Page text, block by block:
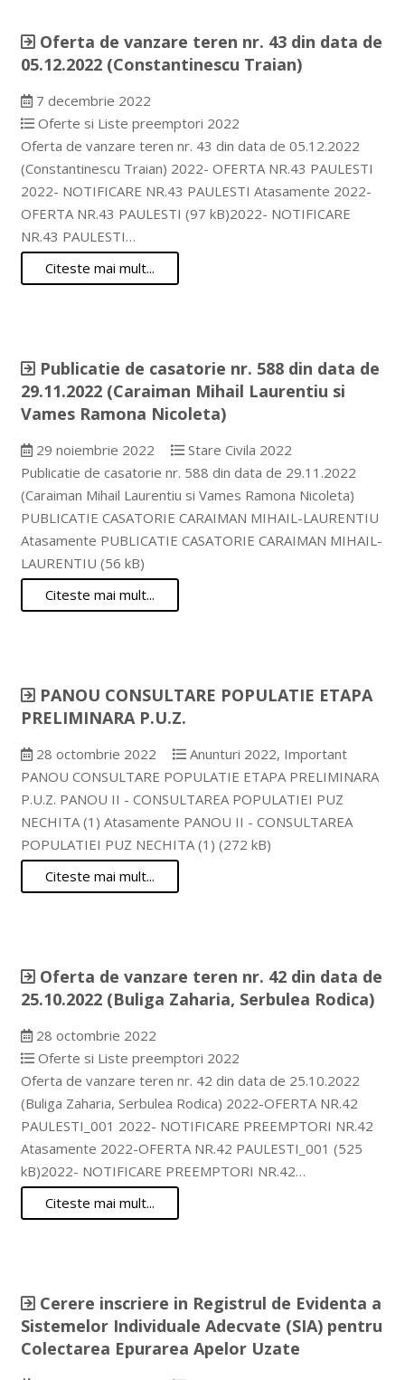
Oferta de vanzare teren nr. 43 din data de
05.12.2022 (Constantinescu Traian)
7 decembrie 2022
Oferte si Liste preemptori 2022
Oferta de vanzare teren nr. 43 din data de 05.12.2022
(Constantinescu Traian) 2022- OFERTA NR.43 PAULESTI
2022- NOTIFICARE NR.43 PAULESTI Atasamente 2022-
OFERTA NR.43 PAULESTI (97 kB)2022- NOTIFICARE
NR.43 PAULESTI…
Citeste mai mult...
Publicatie de casatorie nr. 588 din data de
29.11.2022 (Caraiman Mihail Laurentiu si
Vames Ramona Nicoleta)
29 noiembrie 2022
Stare Civila 2022
Publicatie de casatorie nr. 588 din data de 29.11.2022
(Caraiman Mihail Laurentiu si Vames Ramona Nicoleta)
PUBLICATIE CASATORIE CARAIMAN MIHAIL-LAURENTIU
Atasamente PUBLICATIE CASATORIE CARAIMAN MIHAIL-
LAURENTIU (56 kB)
Citeste mai mult...
PANOU CONSULTARE POPULATIE ETAPA
PRELIMINARA P.U.Z.
28 octombrie 2022 Anunturi 2022, Important
PANOU CONSULTARE POPULATIE ETAPA PRELIMINARA
P.U.Z. PANOU II - CONSULTAREA POPULATIEI PUZ
NECHITA (1) Atasamente PANOU II - CONSULTAREA
POPULATIEI PUZ NECHITA (1) (272 kB)
Citeste mai mult...
Oferta de vanzare teren nr. 42 din data de
25.10.2022 (Buliga Zaharia, Serbulea Rodica)
28 octombrie 2022
Oferte si Liste preemptori 2022
Oferta de vanzare teren nr. 42 din data de 25.10.2022
(Buliga Zaharia, Serbulea Rodica) 2022-OFERTA NR.42
PAULESTI_001 2022- NOTIFICARE PREEMPTORI NR.42
Atasamente 2022-OFERTA NR.42 PAULESTI_001 (525
kB)2022- NOTIFICARE PREEMPTORI NR.42…
Citeste mai mult...
Cerere inscriere in Registrul de Evidenta a
Sistemelor Individuale Adecvate (SIA) pentru
Colectarea Epurarea Apelor Uzate